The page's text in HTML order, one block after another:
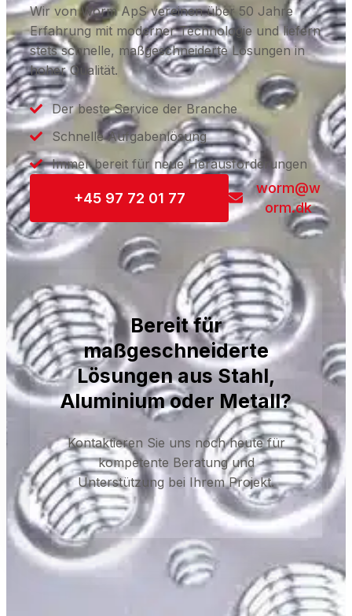
Wir von Worm ApS vereinen über 50 Jahre
Erfahrung mit moderner Technologie und liefern
stets schnelle, maßgeschneiderte Lösungen in
hoher Qualität.
Der beste Service der Branche
Schnelle Aufgabenlösung
Immer bereit für neue Herausforderungen
+45 97 72 01 77
worm@w
orm.dk
Bereit für
maßgeschneiderte
Lösungen aus Stahl,
Aluminium oder Metall?
Kontaktieren Sie uns noch heute für
kompetente Beratung und
Unterstützung bei Ihrem Projekt.